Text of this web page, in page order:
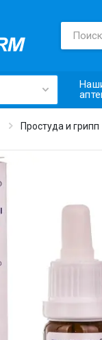
Простуда и грипп